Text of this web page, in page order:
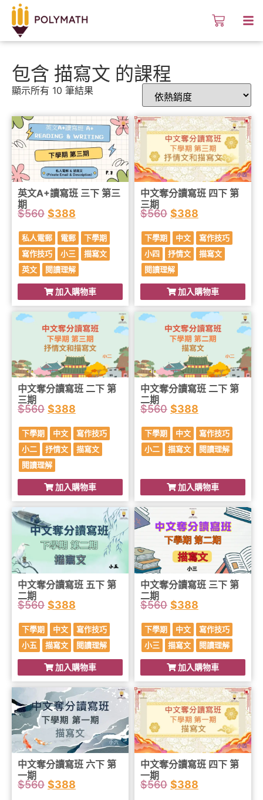
包含 描寫文 的課程
顯示所有 10 筆結果
英文A+讀寫班 三下 第三
期
$560 $388
私人電郵 電郵
下學期
寫作技巧
小三
描寫文
英文
閱讀理解
加入購物車
中文奪分讀寫班 四下 第
三期
$560 $388
下學期 中文
寫作技巧
小四
抒情文
描寫文
閱讀理解
加入購物車
中文奪分讀寫班 二下 第
三期
$560 $388
下學期 中文
寫作技巧
小二
抒情文
描寫文
閱讀理解
加入購物車
中文奪分讀寫班 二下 第
二期
$560 $388
下學期 中文
寫作技巧
小二
描寫文 閱讀理解
加入購物車
中文奪分讀寫班 五下 第
二期
$560 $388
下學期 中文
寫作技巧
小五
描寫文 閱讀理解
加入購物車
中文奪分讀寫班 三下 第
二期
$560 $388
下學期 中文
寫作技巧
小三
描寫文 閱讀理解
加入購物車
中文奪分讀寫班 六下 第
一期
$560 $388
中文奪分讀寫班 四下 第
一期
$560 $388